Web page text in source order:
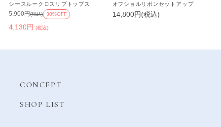
シースルークロスリブトップス
4,130円 (税込)
5,900円(税込) 30%OFF
オフショルリボンセットアップ
14,800円(税込)
CONCEPT
SHOP LIST